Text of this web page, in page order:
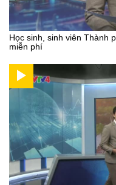
Học sinh, sinh viên Thành
miễn phí